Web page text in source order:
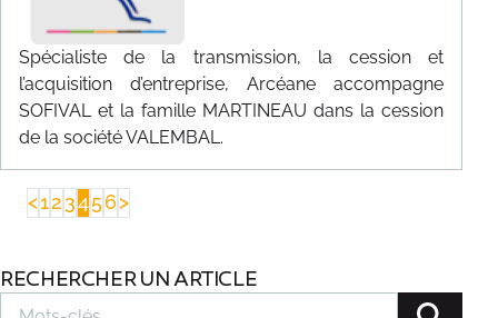
Spécialiste de la transmission, la cession et
l’acquisition d’entreprise, Arcéane accompagne
SOFIVAL et la famille MARTINEAU dans la cession
de la société VALEMBAL.
<123456>
RECHERCHER UN ARTICLE